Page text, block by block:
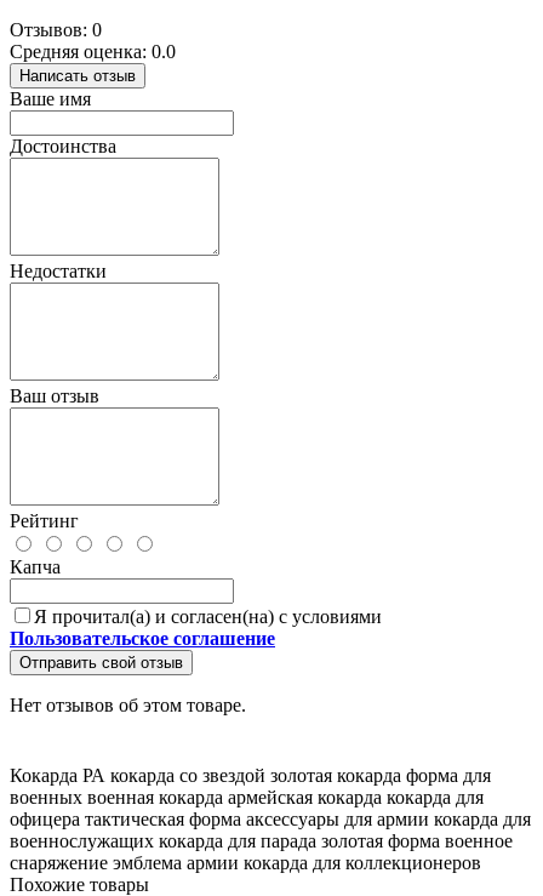
Отзывов: 0
Средняя оценка: 0.0
Написать отзыв
Ваше имя
Достоинства
Недостатки
Ваш отзыв
Рейтинг
Капча
Я прочитал(а) и согласен(на) с условиями
Пользовательское соглашение
Отправить свой отзыв
Нет отзывов об этом товаре.
Кокарда РА кокарда со звездой золотая кокарда форма для
военных военная кокарда армейская кокарда кокарда для
офицера тактическая форма аксессуары для армии кокарда для
военнослужащих кокарда для парада золотая форма военное
снаряжение эмблема армии кокарда для коллекционеров
Похожие товары